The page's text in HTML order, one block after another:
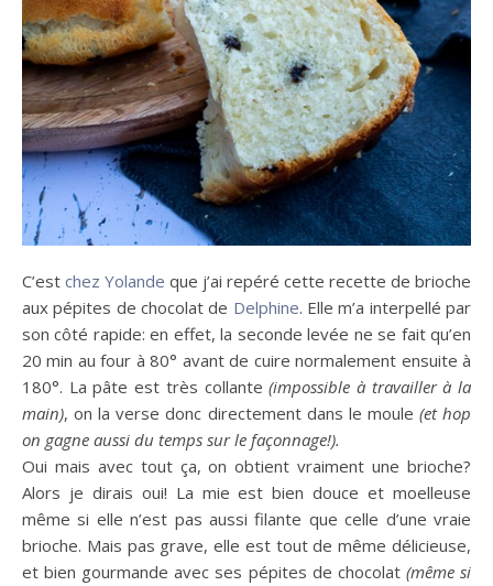
C’est chez Yolande que j’ai repéré cette recette de brioche
aux pépites de chocolat de Delphine. Elle m’a interpellé par
son côté rapide: en effet, la seconde levée ne se fait qu’en
20 min au four à 80° avant de cuire normalement ensuite à
180°. La pâte est très collante(impossible à travailler à la
main), on la verse donc directement dans le moule (et hop
on gagne aussi du temps sur le façonnage!).
Oui mais avec tout ça, on obtient vraiment une brioche?
Alors je dirais oui! La mie est bien douce et moelleuse
même si elle n’est pas aussi filante que celle d’une vraie
brioche. Mais pas grave, elle est tout de même délicieuse,
et bien gourmande avec ses pépites de chocolat (même si